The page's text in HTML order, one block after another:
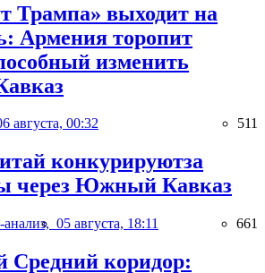
Трампа» выходит на
Армения торопит
изменить
августа, 00:32 511
конкурируютза
через Южный Кавказ
05 августа, 18:11 661
Средний коридор: